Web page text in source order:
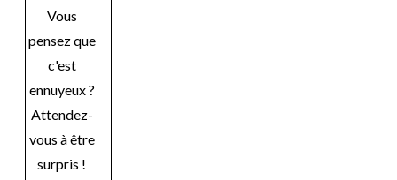
Vous
pensez que
c'est
ennuyeux ?
Attendez-
vous à être
surpris !